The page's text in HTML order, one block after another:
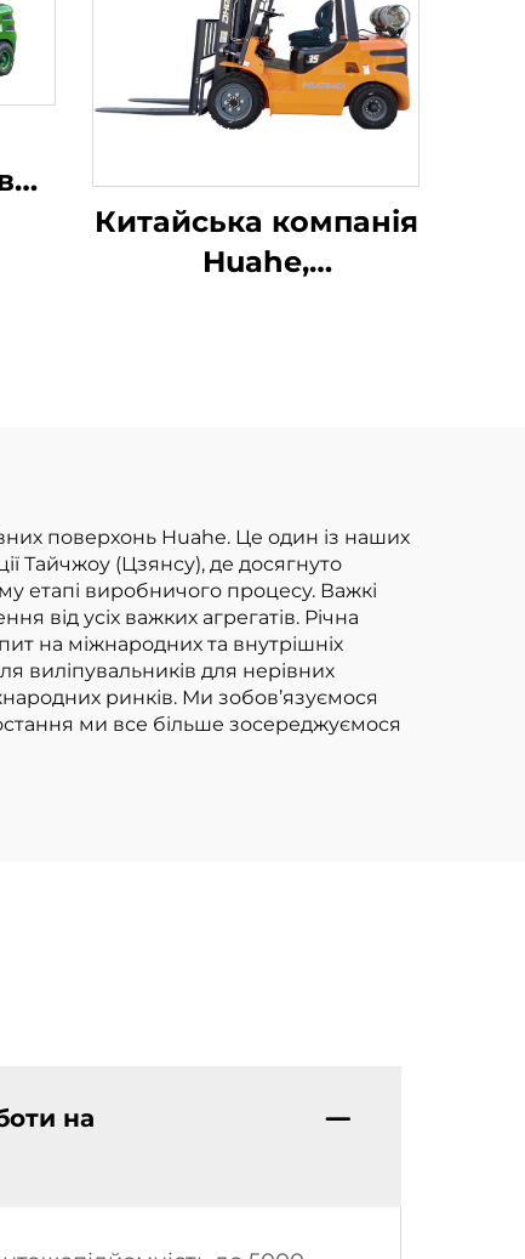
Китайська компанія
Huahe,
зрідженому
нафтовому газі
вантажопідйомністю
3,5 т
поверхонь Huahe. Це один із наших
Тайчжоу (Цзянсу), де досягнуто
етапі виробничого процесу. Важкі
від усіх важких агрегатів. Річна
на міжнародних та внутрішніх
виліпувальників для нерівних
ринків. Ми зобов’язуємося
ми все більше зосереджуємося
на